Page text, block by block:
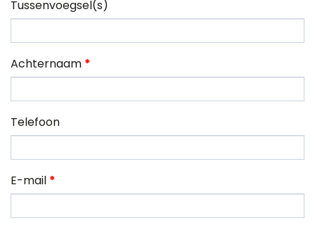
Tussenvoegsel(s)
Achternaam *
Telefoon
E-mail *